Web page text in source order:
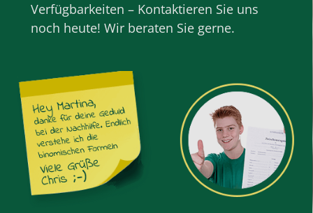
Verfügbarkeiten – Kontaktieren Sie uns
noch heute! Wir beraten Sie gerne.